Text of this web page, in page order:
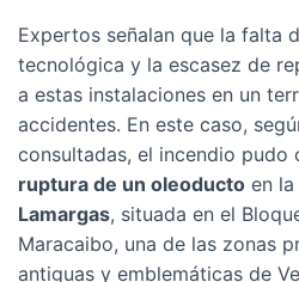
Expertos señalan que la falta
tecnológica y la escasez de
a estas instalaciones en un
accidentes. En este caso,
consultadas, el incendio pudo
ruptura de un oleoducto en
Lamargas, situada en el
Maracaibo, una de las zonas
antiguas y emblemáticas de